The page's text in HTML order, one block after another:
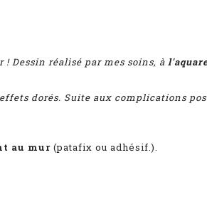
! Dessin réalisé par mes soins, à
dorés. Suite aux complications
au mur (patafix ou adhésif.).